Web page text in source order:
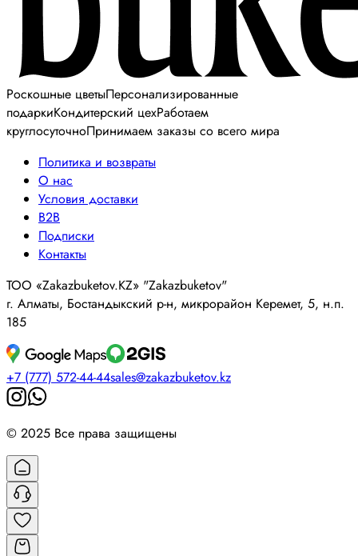
Роскошные цветыПерсонализированные
подаркиКондитерский цехРаботаем
круглосуточноПринимаем заказы со всего мира
Политика и возвраты
О нас
Условия доставки
B2B
Подписки
Контакты
ТОО «Zakazbuketov.KZ» "Zakazbuketov"
г. Алматы, Бостандыкский р-н, микрорайон Керемет, 5, н.п.
185
+7 (777) 572-44-44sales@zakazbuketov.kz
© 2025 Все права защищены